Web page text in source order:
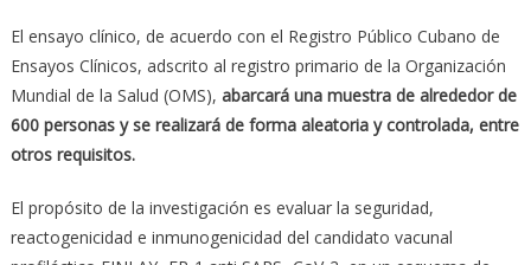
El ensayo clínico, de acuerdo con el Registro Público Cubano de
Ensayos Clínicos, adscrito al registro primario de la Organización
Mundial de la Salud (OMS), abarcará una muestra de alrededor de
600 personas y se realizará de forma aleatoria y controlada, entre
otros requisitos.
El propósito de la investigación es evaluar la seguridad,
reactogenicidad e inmunogenicidad del candidato vacunal